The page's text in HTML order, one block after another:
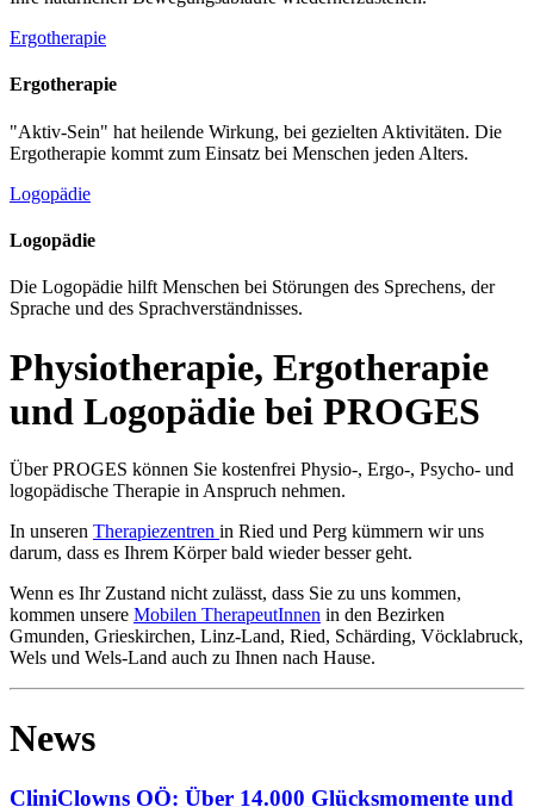
Ergotherapie
Ergotherapie
"Aktiv-Sein" hat heilende Wirkung, bei gezielten Aktivitäten. Die
Ergotherapie kommt zum Einsatz bei Menschen jeden Alters.
Logopädie
Logopädie
Die Logopädie hilft Menschen bei Störungen des Sprechens, der
Sprache und des Sprachverständnisses.
Physiotherapie, Ergotherapie
und Logopädie bei PROGES
Über PROGES können Sie kostenfrei Physio-, Ergo-, Psycho- und
logopädische Therapie in Anspruch nehmen.
In unseren Therapiezentren in Ried und Perg kümmern wir uns
darum, dass es Ihrem Körper bald wieder besser geht.
Wenn es Ihr Zustand nicht zulässt, dass Sie zu uns kommen,
kommen unsere Mobilen TherapeutInnen in den Bezirken
Gmunden, Grieskirchen, Linz-Land, Ried, Schärding, Vöcklabruck,
Wels und Wels-Land auch zu Ihnen nach Hause.
News
CliniClowns OÖ: Über 14.000 Glücksmomente und